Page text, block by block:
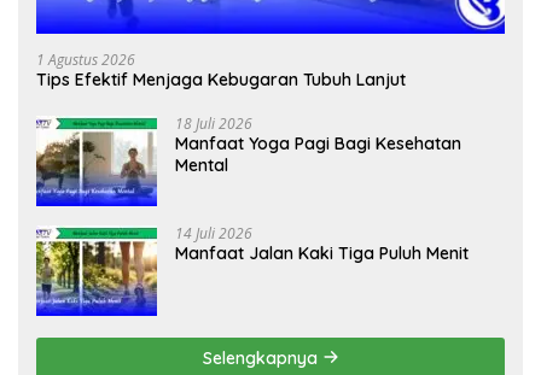
1 Agustus 2026
Tips Efektif Menjaga Kebugaran Tubuh Lanjut
18 Juli 2026
Manfaat Yoga Pagi Bagi Kesehatan
Mental
14 Juli 2026
Manfaat Jalan Kaki Tiga Puluh Menit
Selengkapnya